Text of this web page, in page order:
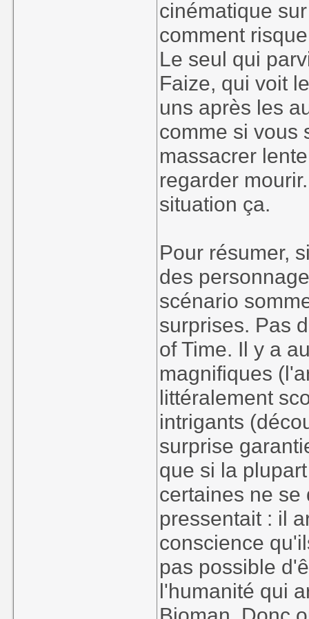
cinématique
comment
Le seul qui
Faize, qui voit
uns après les
comme si vous
massacrer
regarder
situation ça.
Pour résumer,
des
scénario
surprises. Pas
of Time. Il y a
magnifiques
littéralement
intrigants
surprise
que si la
certaines ne se
pressentait : il
conscience
pas possible
l'humanité qui